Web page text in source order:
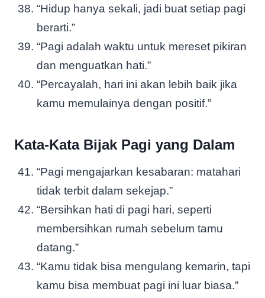
“Hidup hanya sekali, jadi buat setiap pagi
berarti.”
“Pagi adalah waktu untuk mereset pikiran
dan menguatkan hati.”
“Percayalah, hari ini akan lebih baik jika
kamu memulainya dengan positif.”
Kata-Kata Bijak Pagi yang Dalam
“Pagi mengajarkan kesabaran: matahari
tidak terbit dalam sekejap.”
“Bersihkan hati di pagi hari, seperti
membersihkan rumah sebelum tamu
datang.”
“Kamu tidak bisa mengulang kemarin, tapi
kamu bisa membuat pagi ini luar biasa.”